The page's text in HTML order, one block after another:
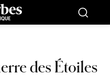
des Étoiles